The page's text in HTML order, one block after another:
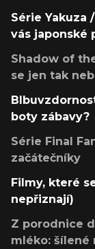
Série Yakuza
vás japonské
Shadow of
se jen tak
boty zábavy?
Série Final
začátečníky
Filmy, které
nepřiznají)
Z porodnice
mléko: šílené